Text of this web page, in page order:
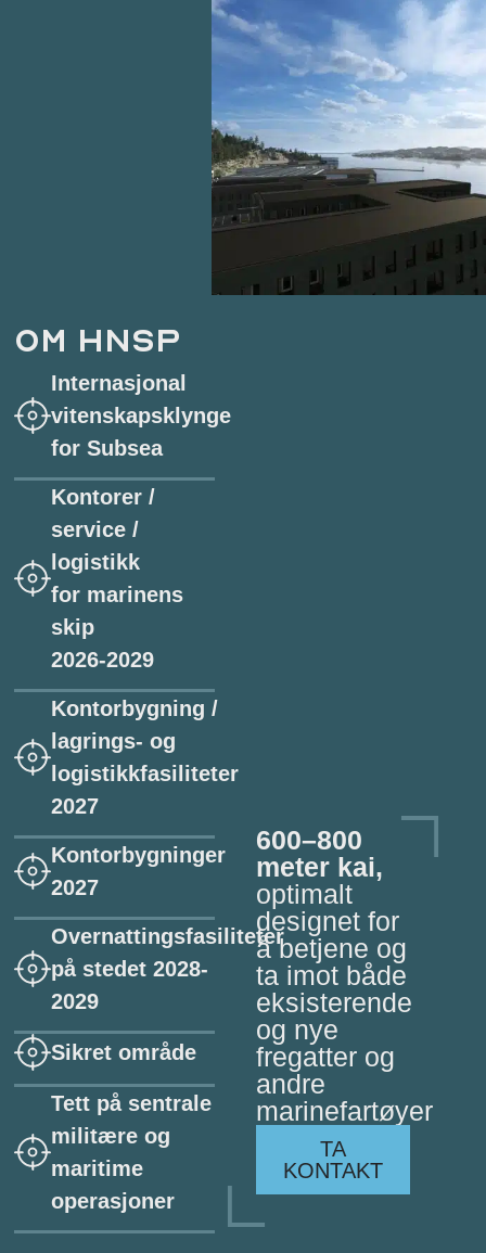
OM HNSP
Internasjonal
vitenskapsklynge
for Subsea
Kontorer /
service /
logistikk
for marinens
skip
2026-2029
Kontorbygning /
lagrings- og
logistikkfasiliteter
2027
Kontorbygninger
2027
Overnattingsfasiliteter
på stedet 2028-
2029
Sikret område
Tett på sentrale
militære og
maritime
operasjoner
600–800
meter kai,
optimalt
designet for
å betjene og
ta imot både
eksisterende
og nye
fregatter og
andre
marinefartøyer
TA
KONTAKT